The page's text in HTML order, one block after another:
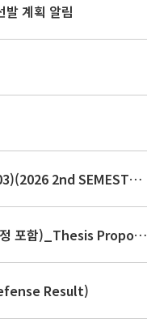
계획 알림
2026학년도 2학기 보건대학원 강의시간표(revised 260803)(2026 2nd SEMESTER SNU GSPH TIMETABLE)
2026학년도 2학기 논문작성계획서 제출 안내(박사 초심 일정 포함)_Thesis Proposal
Result)